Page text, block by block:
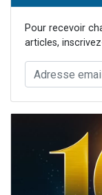
Pour recevoir
articles,